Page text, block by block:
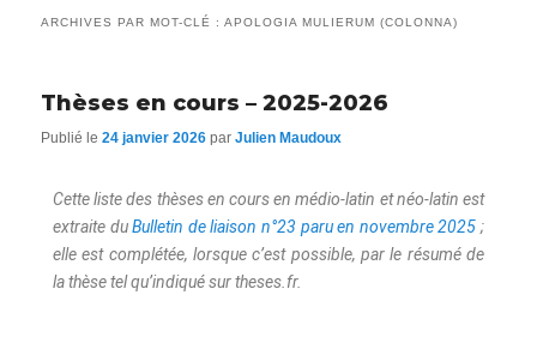
ARCHIVES PAR MOT-CLÉ :APOLOGIA MULIERUM (COLONNA)
Thèses en cours – 2025-2026
Publié le24 janvier 2026 parJulien Maudoux
Cette liste des thèses en cours en médio-latin et néo-latin est
extraite duBulletin de liaison n°23 paru en novembre 2025 ;
elle est complétée, lorsque c’est possible, par le résumé de
la thèse tel qu’indiqué sur theses.fr.